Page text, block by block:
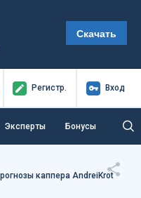
Скачать
Регистр. Вход
Эксперты Бонусы
каппера AndreiKrot